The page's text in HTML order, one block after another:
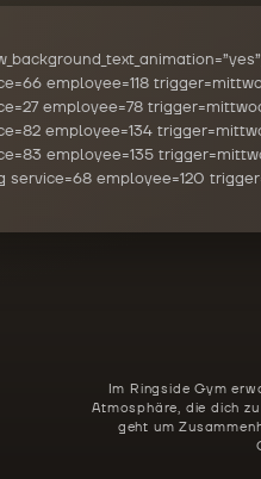
employee=118
employee=78
employee=134
employee=135
service=68 employee=120
Im Ringside Gym
Atmosphäre, die dich
geht um